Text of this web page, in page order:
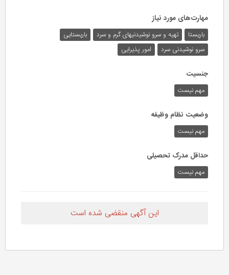
مهارت‌های مورد نیاز
باریستا تهیه و سرو نوشیدنیهای گرم و سرد
باریستایی
سرو نوشیدنی سرد
امور پذیرایی
جنسیت
مهم نیست
وضعیت نظام وظیفه
مهم‌ نیست
حداقل مدرک تحصیلی
مهم نیست
این آگهی منقضی شده است